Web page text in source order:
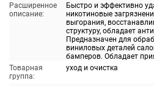
Расширенное
описание:
Быстро и эффективно
никотиновые
выгорания,
структуру, обладает
Предназначен для
виниловых деталей
бамперов. Обладает
Товарная
группа:
уход и очистка